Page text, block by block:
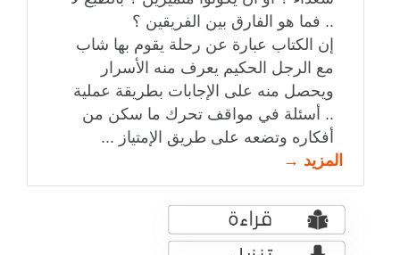
.. فما هو الفارق بين الفريقين ؟
إن الكتاب عبارة عن رحلة يقوم بها شاب
مع الرجل الحكيم يعرف منه الأسرار
ويحصل منه على الإجابات بطريقة عملية
.. أسئلة في مواقف تحرك ما سكن من
أفكاره وتضعه على طريق الإمتياز ...
المزيد →